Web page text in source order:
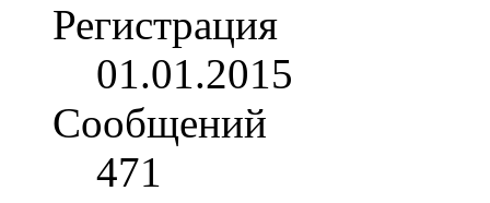
Регистрация
01.01.2015
Сообщений
471